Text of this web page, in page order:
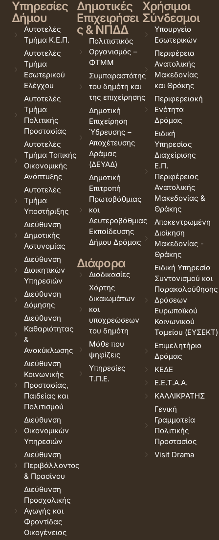
Υπηρεσίες
Δήμου
Αυτοτελές
Τμήμα Κ.Ε.Π.
Αυτοτελές
Τμήμα
Εσωτερικού
Ελέγχου
Αυτοτελές
Τμήμα
Πολιτικής
Προστασίας
Αυτοτελές
Τμήμα Τοπικής
Οικονομικής
Ανάπτυξης
Αυτοτελές
Τμήμα
Υποστήριξης
Διεύθυνση
Δημοτικής
Αστυνομίας
Διεύθυνση
Διοικητικών
Υπηρεσιών
Διεύθυνση
Δόμησης
Διεύθυνση
Καθαριότητας
&
Ανακύκλωσης
Διεύθυνση
Κοινωνικής
Προστασίας,
Παιδείας και
Πολιτισμού
Διεύθυνση
Οικονομικών
Υπηρεσιών
Διεύθυνση
Περιβάλλοντος
& Πρασίνου
Διεύθυνση
Προσχολικής
Αγωγής και
Φροντίδας
Οικογένειας
Δημοτικές
Επιχειρήσει
ς & ΝΠΔΔ
Πολιτιστικός
Οργανισμός –
ΦΤΜΜ
Συμπαραστάτης
του δημότη και
της επιχείρησης
Δημοτική
Επιχείρηση
Ύδρευσης –
Αποχέτευσης
Δράμας
(ΔΕΥΑΔ)
Δημοτική
Επιτροπή
Πρωτοβάθμιας
και
Δευτεροβάθμιας
Εκπαίδευσης
Δήμου Δράμας
Διάφορα
Διαδικασίες
Χάρτης
δικαιωμάτων
και
υποχρεώσεων
του δημότη
Μάθε που
ψηφίζεις
Υπηρεσίες
Τ.Π.Ε.
Χρήσιμοι
Σύνδεσμοι
Υπουργείο
Εσωτερικών
Περιφέρεια
Ανατολικής
Μακεδονίας
και Θράκης
Περιφερειακή
Ενότητα
Δράμας
Ειδική
Υπηρεσίας
Διαχείρισης
Ε.Π.
Περιφέρειας
Ανατολικής
Μακεδονίας &
Θράκης
Αποκεντρωμένη
Διοίκηση
Μακεδονίας -
Θράκης
Ειδική Υπηρεσία
Συντονισμού και
Παρακολούθησης
Δράσεων
Ευρωπαϊκού
Κοινωνικού
Ταμείου (ΕΥΣΕΚΤ)
Επιμελητήριο
Δράμας
ΚΕΔΕ
Ε.Ε.Τ.Α.Α.
ΚΑΛΛΙΚΡΑΤΗΣ
Γενική
Γραμματεία
Πολιτικής
Προστασίας
Visit Drama